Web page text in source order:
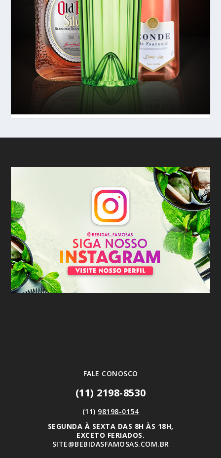
FALE CONOSCO
(11) 2198-8530
(11) 98198-0154
SEGUNDA À SEXTA DAS 8H ÀS 18H,
EXCETO FERIADOS.
SITE@BEBIDASFAMOSAS.COM.BR